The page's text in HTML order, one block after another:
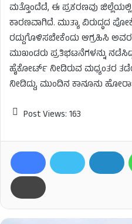
ಮತ್ತೊಂದೆಡೆ, ಈ ಪ್ರಕರಣವು
ಕಾರಣವಾಗಿದೆ. ಮುತ್ಯಾ ವಿರುದ್ಧದ
ರದ್ದುಗೊಳಿಸಬೇಕೆಂದು ಆಗ್ರಹಿಸಿ
ಮುಖಂಡರು ಪ್ರತಿಭಟನೆಗಳನ್ನು
ಹೈಕೋರ್ಟ್ ನೀಡಿರುವ ಮಧ್ಯಂತರ
ನೀಡಿದ್ದು, ಮುಂದಿನ ಕಾನೂನು
Post Views: 163